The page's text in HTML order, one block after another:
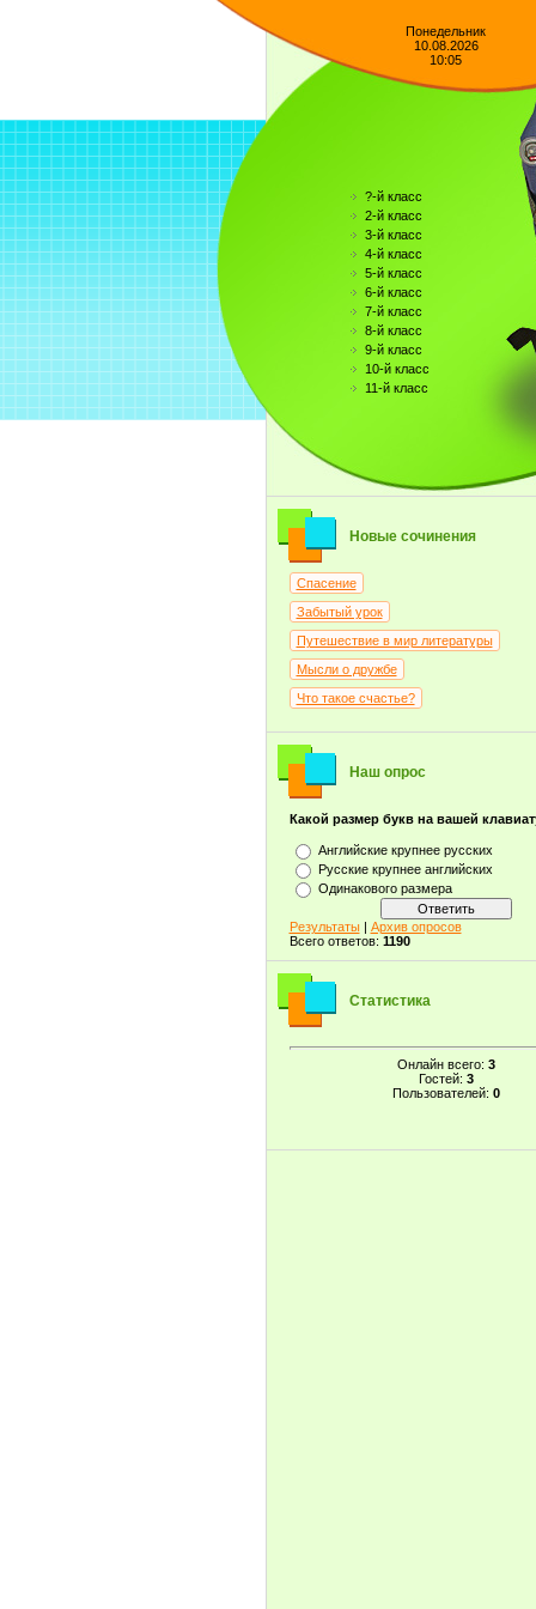
Понедельник
10.08.2026
10:05
?-й класс
2-й класс
3-й класс
4-й класс
5-й класс
6-й класс
7-й класс
8-й класс
9-й класс
10-й класс
11-й класс
Новые сочинения
Спасение
Забытый урок
Путешествие в мир литературы
Мысли о дружбе
Что такое счастье?
Наш опрос
Какой размер букв на вашей
Английские крупнее русских
Русские крупнее английских
Одинакового размера
Результаты| Архив опросов
Всего ответов: 1190
Статистика
Онлайн всего: 3
Гостей: 3
Пользователей: 0